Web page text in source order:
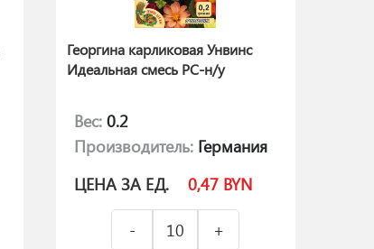
Георгина карликовая Унвинс
Идеальная смесь РС-н/у
Вес: 0.2
Производитель: Германия
ЦЕНА ЗА ЕД.
0,47 BYN